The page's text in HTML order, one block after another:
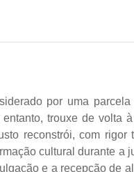
por uma
trouxe de volta
reconstrói, com rigor
cultural durante a
e a recepção de